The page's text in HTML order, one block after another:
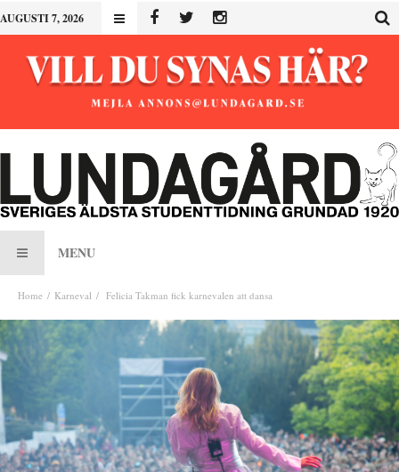
AUGUSTI 7, 2026
MENU
Home Karneval Felicia Takman fick karnevalen att dansa